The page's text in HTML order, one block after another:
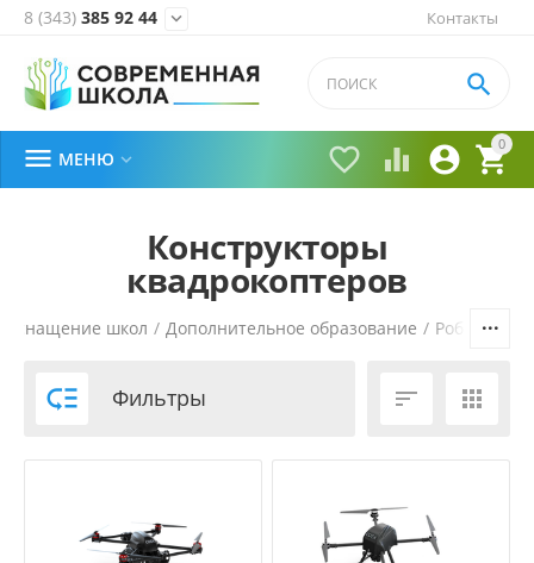
Контакты
8 (343) 385 92 44 
0


 

 МЕНЮ 
Конструкторы
квадрокоптеров
Оснащение школ / Дополнительное образование /
 Фильтры  